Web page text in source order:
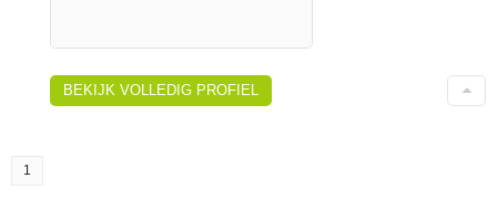
BEKIJK VOLLEDIG PROFIEL
1